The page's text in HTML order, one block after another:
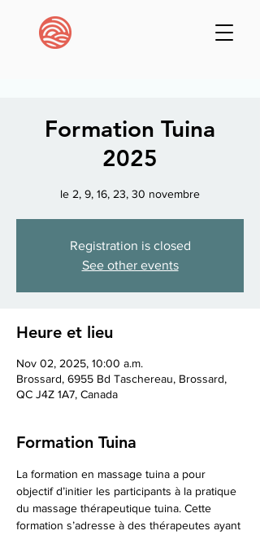
Formation Tuina
2025
le 2, 9, 16, 23, 30 novembre
Registration is closed
See other events
Heure et lieu
Nov 02, 2025, 10:00 a.m.
Brossard, 6955 Bd Taschereau, Brossard,
QC J4Z 1A7, Canada
Formation Tuina
La formation en massage tuina a pour
objectif d’initier les participants à la pratique
du massage thérapeutique tuina. Cette
formation s’adresse à des thérapeutes ayant